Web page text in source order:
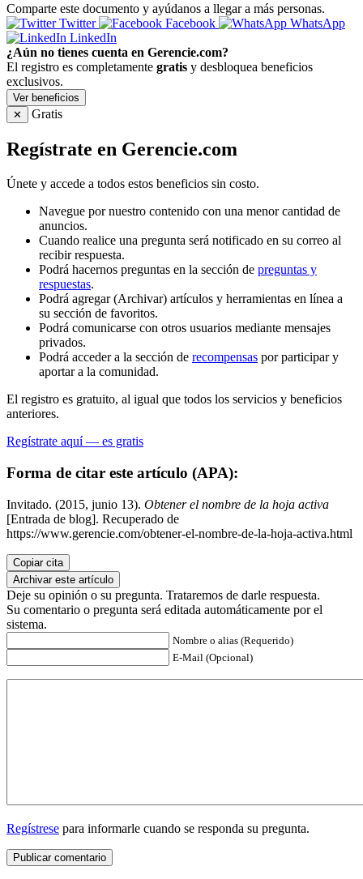
Comparte este documento y ayúdanos a llegar a más personas.
Twitter
Facebook
WhatsApp
LinkedIn
¿Aún no tienes cuenta en Gerencie.com?
El registro es completamente gratis y desbloquea beneficios
exclusivos.
Ver beneficios
✕
Gratis
Regístrate en Gerencie.com
Únete y accede a todos estos beneficios sin costo.
Navegue por nuestro contenido con una menor cantidad de
anuncios.
Cuando realice una pregunta será notificado en su correo al
recibir respuesta.
Podrá hacernos preguntas en la sección de preguntas y
respuestas.
Podrá agregar (Archivar) artículos y herramientas en línea a
su sección de favoritos.
Podrá comunicarse con otros usuarios mediante mensajes
privados.
Podrá acceder a la sección de recompensas por participar y
aportar a la comunidad.
El registro es gratuito, al igual que todos los servicios y beneficios
anteriores.
Regístrate aquí — es gratis
Forma de citar este artículo (APA):
Invitado. (2015, junio 13). Obtener el nombre de la hoja activa
[Entrada de blog]. Recuperado de
https://www.gerencie.com/obtener-el-nombre-de-la-hoja-activa.html
Copiar cita
Archivar este artículo
Deje su opinión o su pregunta. Trataremos de darle respuesta.
Su comentario o pregunta será editada automáticamente por el
sistema.
Nombre o alias (Requerido)
E-Mail (Opcional)
Regístrese para informarle cuando se responda su pregunta.